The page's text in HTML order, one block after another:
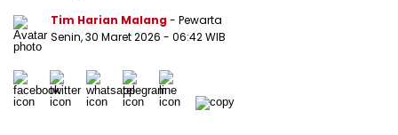
Tim Harian Malang- Pewarta
Senin, 30 Maret 2026 - 06:42 WIB